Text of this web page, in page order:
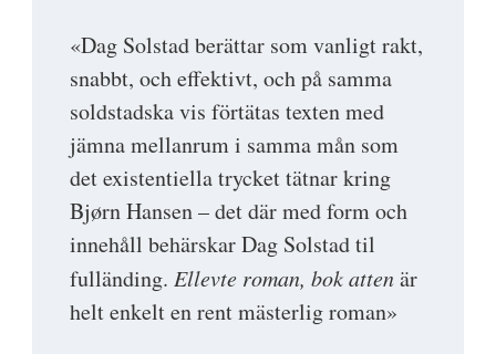
«Dag Solstad berättar som vanligt rakt,
snabbt, och effektivt, och på samma
soldstadska vis förtätas texten med
jämna mellanrum i samma mån som
det existentiella trycket tätnar kring
Bjørn Hansen – det där med form och
innehåll behärskar Dag Solstad til
fulländing. Ellevte roman, bok attenär
helt enkelt en rent mästerlig roman»